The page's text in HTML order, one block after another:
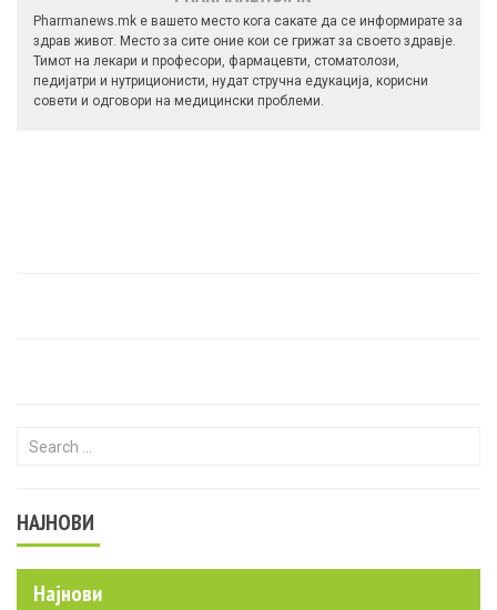
Pharmanews.mk е вашето место кога сакате да се информирате за
здрав живот. Место за сите оние кои се грижат за своето здравје.
Тимот на лекари и професори, фармацевти, стоматолози,
педијатри и нутриционисти, нудат стручна едукација, корисни
совети и одговори на медицински проблеми.
Search for:
НАЈНОВИ
Најнови